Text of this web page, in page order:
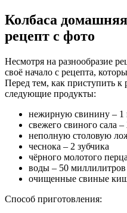
Колбаса
рецепт с фото
Несмотря на разнообразие
своё начало с рецепта,
Перед тем, как приступить к
следующие продукты:
нежирную свинину – 1
свежего свиного сала
неполную столовую
чеснока – 2 зубчика
чёрного молотого
воды – 50 миллилитров
очищенные свиные
Способ приготовления: